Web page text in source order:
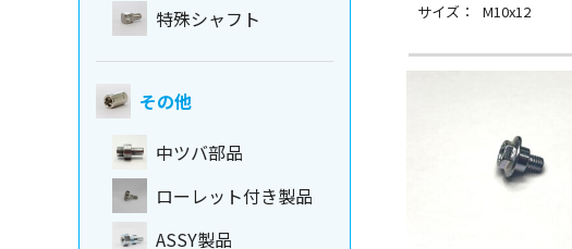
サイズ：
M10x12
特殊シャフト
その他
中ツバ部品
ローレット付き製品
ASSY製品